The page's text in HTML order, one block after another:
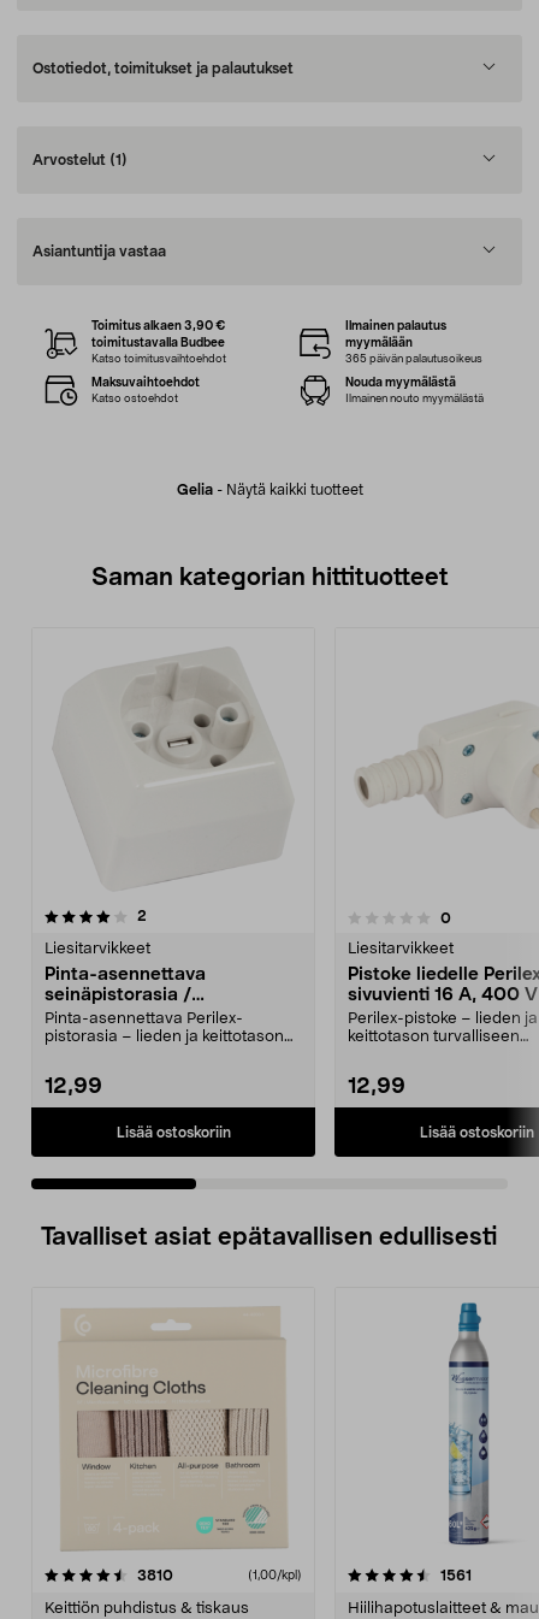
Ostotiedot, toimitukset ja palautukset
Arvostelut (1)
Asiantuntija vastaa
Gelia- Näytä kaikki tuotteet
Toimitus alkaen 3,90 €
toimitustavalla Budbee
Katso toimitusvaihtoehdot
Ilmainen palautus
myymälään
365 päivän palautusoikeus
Maksuvaihtoehdot
Katso ostoehdot
Nouda myymälästä
Ilmainen nouto myymälästä
Saman kategorian hittituotteet
2
Liesitarvikkeet
Pinta-asennettava
seinäpistorasia /
liesipistorasia Perilex 400 V
Pinta-asennettava Perilex-
pistorasia – lieden ja keittotason
12,99
Lisää ostoskoriin
0.0 viidestä
0arvostelut
Liesitarvikkeet
Pistoke liedelle
sivuvienti 16 A, 400 V
Perilex-pistoke – lieden ja
keittotason turvalliseen
12,99
Lisää ostoskoriin
5.0 viidestä
Tavalliset asiat epätavallisen edullisesti
3810arvostelut (1,00/kpl)
Keittiön puhdistus & tiskaus
4.5viidestä
1561
Hiilihapotuslaitteet &
4.5viidestä